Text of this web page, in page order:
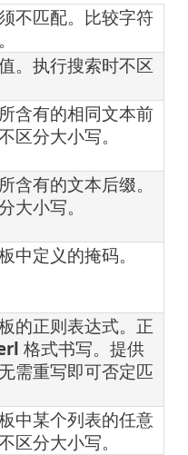
不匹配。比较字符
。执行搜索时不区
含有的相同文本前
区分大小写。
含有的文本后缀。
大小写。
中定义的掩码。
的正则表达式。正
格式书写。提供
需重写即可否定匹
中某个列表的任意
区分大小写。